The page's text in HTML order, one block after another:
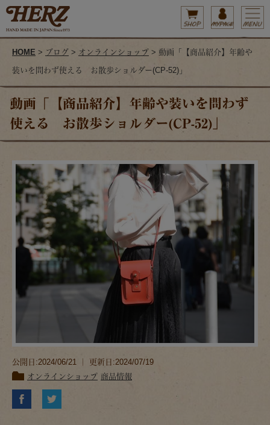
HOME > ブログ > オンラインショップ > 動画「【商品紹介】年齢や
装いを問わず使える お散歩ショルダー(CP-52)」
動画「【商品紹介】年齢や装いを問わず
使える お散歩ショルダー(CP-52)」
公開日:2024/06/21 ｜ 更新日:2024/07/19
オンラインショップ 商品情報